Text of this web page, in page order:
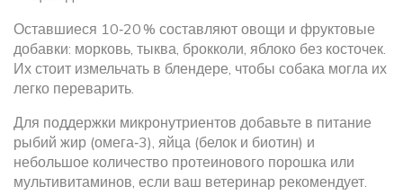
Оставшиеся 10‑20 % составляют овощи и фруктовые
добавки: морковь, тыква, брокколи, яблоко без косточек.
Их стоит измельчать в блендере, чтобы собака могла их
легко переварить.
Для поддержки микронутриентов добавьте в питание
рыбий жир (омега‑3), яйца (белок и биотин) и
небольшое количество протеинового порошка или
мультивитаминов, если ваш ветеринар рекомендует.